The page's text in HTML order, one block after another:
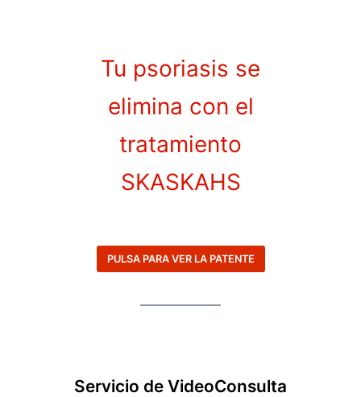
Tu psoriasis se
elimina con el
tratamiento
SKASKAHS
PULSA PARA VER LA PATENTE
Servicio de VideoConsulta